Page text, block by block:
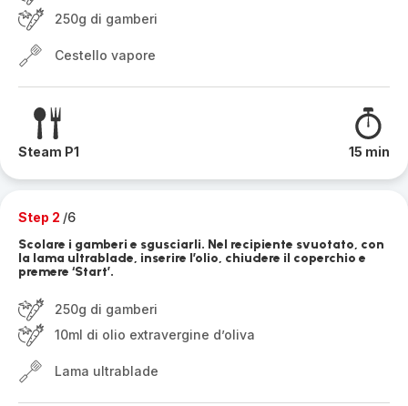
250g di gamberi
Cestello vapore
Steam P1 15 min
Step 2 /6
Scolare i gamberi e sgusciarli. Nel recipiente svuotato, con
la lama ultrablade, inserire l’olio, chiudere il coperchio e
premere ‘Start’.
250g di gamberi
10ml di olio extravergine d’oliva
Lama ultrablade